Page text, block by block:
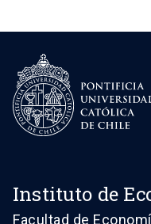
Instituto de
Facultad de